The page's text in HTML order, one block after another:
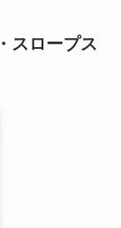
スロープス